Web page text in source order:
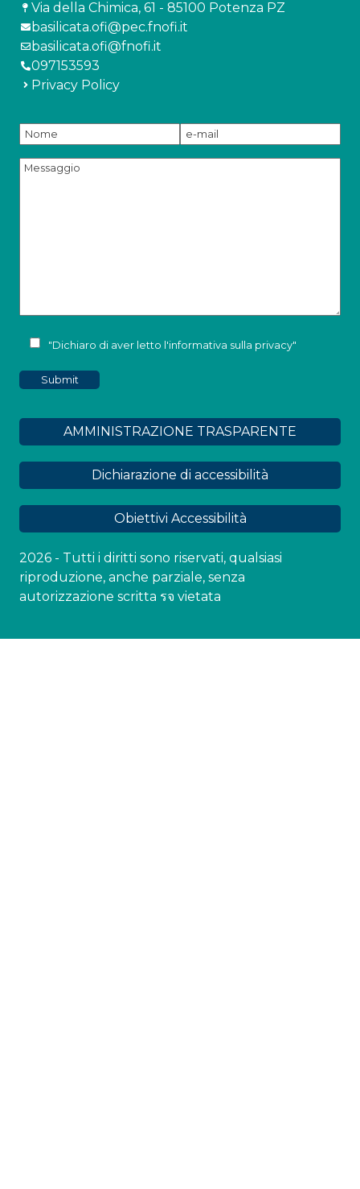
Via della Chimica, 61 - 85100 Potenza PZ
basilicata.ofi@pec.fnofi.it
basilicata.ofi@fnofi.it
097153593
Privacy Policy
"Dichiaro di aver letto l'informativa sulla privacy"
AMMINISTRAZIONE TRASPARENTE
Dichiarazione di accessibilità
Obiettivi Accessibilità
2026 - Tutti i diritti sono riservati, qualsiasi
riproduzione, anche parziale, senza
autorizzazione scritta รจ vietata